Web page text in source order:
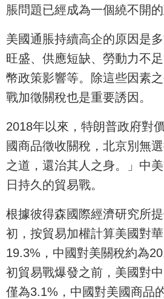
脹問題已經成為一個繞不開的
美國通脹持續高企的原因是
旺盛、供應短缺、勞動力不
幣政策影響等。除這些因素
戰加徵關稅也是重要誘因。
2018年以來，特朗普政府對
國商品徵收關稅，北京別無
之道，還治其人之身。」中
日持久的貿易戰。
根據彼得森國際經濟研究所
初，按貿易加權計算美國對
19.3%，中國對美關稅約為
初貿易戰爆發之前，美國對
僅為3.1%，中國對美國商品